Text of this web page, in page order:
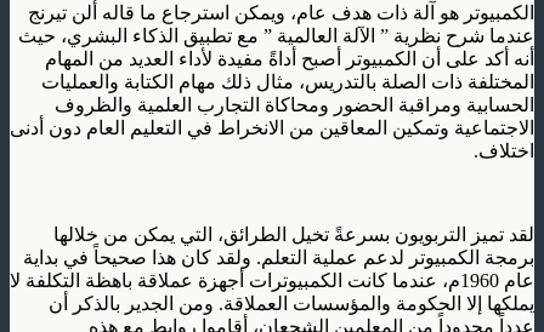
الكمبيوتر هو آلة ذات هدف عام، ويمكن استرجاع ما قاله ألن تيرنج
عندما شرح نظرية ” الآلة العالمية ” مع تطبيق الذكاء البشري، حيث
أنه أكد على أن الكمبيوتر أصبح أداةً مفيدة لأداء العديد من المهام
المختلفة ذات الصلة بالتدريس، مثال ذلك مهام الكتابة والعمليات
الحسابية ومراقبة الحضور ومحاكاة التجارب العلمية والظروف
الاجتماعية وتمكين المعاقين من الانخراط في التعليم العام دون أدنى
اختلاف.
لقد تميز التربويون بسرعةً تخيل الطرائق، التي يمكن من خلالها
برمجة الكمبيوتر لدعم عملية التعلم. ولقد كان هذا صحيحاً في بداية
عام 1960م، عندما كانت الكمبيوترات أجهزة عملاقة باهظة التكلفة لا
يملكها إلا الحكومة والمؤسسات العملاقة. ومن الجدير بالذكر أن
عدداً محدوداً من المعلمين الشجعان، أقاموا روابط مع هذه